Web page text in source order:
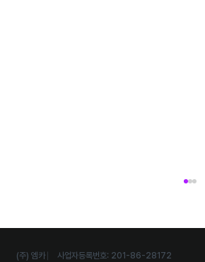
(주) 엠카 ⎸ 사업자등록번호: 201-86-28172